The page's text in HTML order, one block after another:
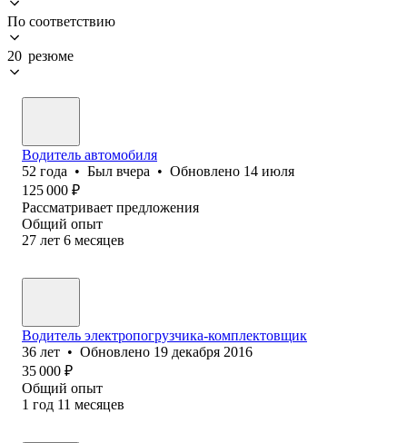
По соответствию
20 резюме
Водитель автомобиля
52 года • Был вчера • Обновлено 14 июля
125 000 ₽
Рассматривает предложения
Общий опыт
27 лет 6 месяцев
Водитель электропогрузчика-комплектовщик
36 лет • Обновлено 19 декабря 2016
35 000 ₽
Общий опыт
1 год 11 месяцев